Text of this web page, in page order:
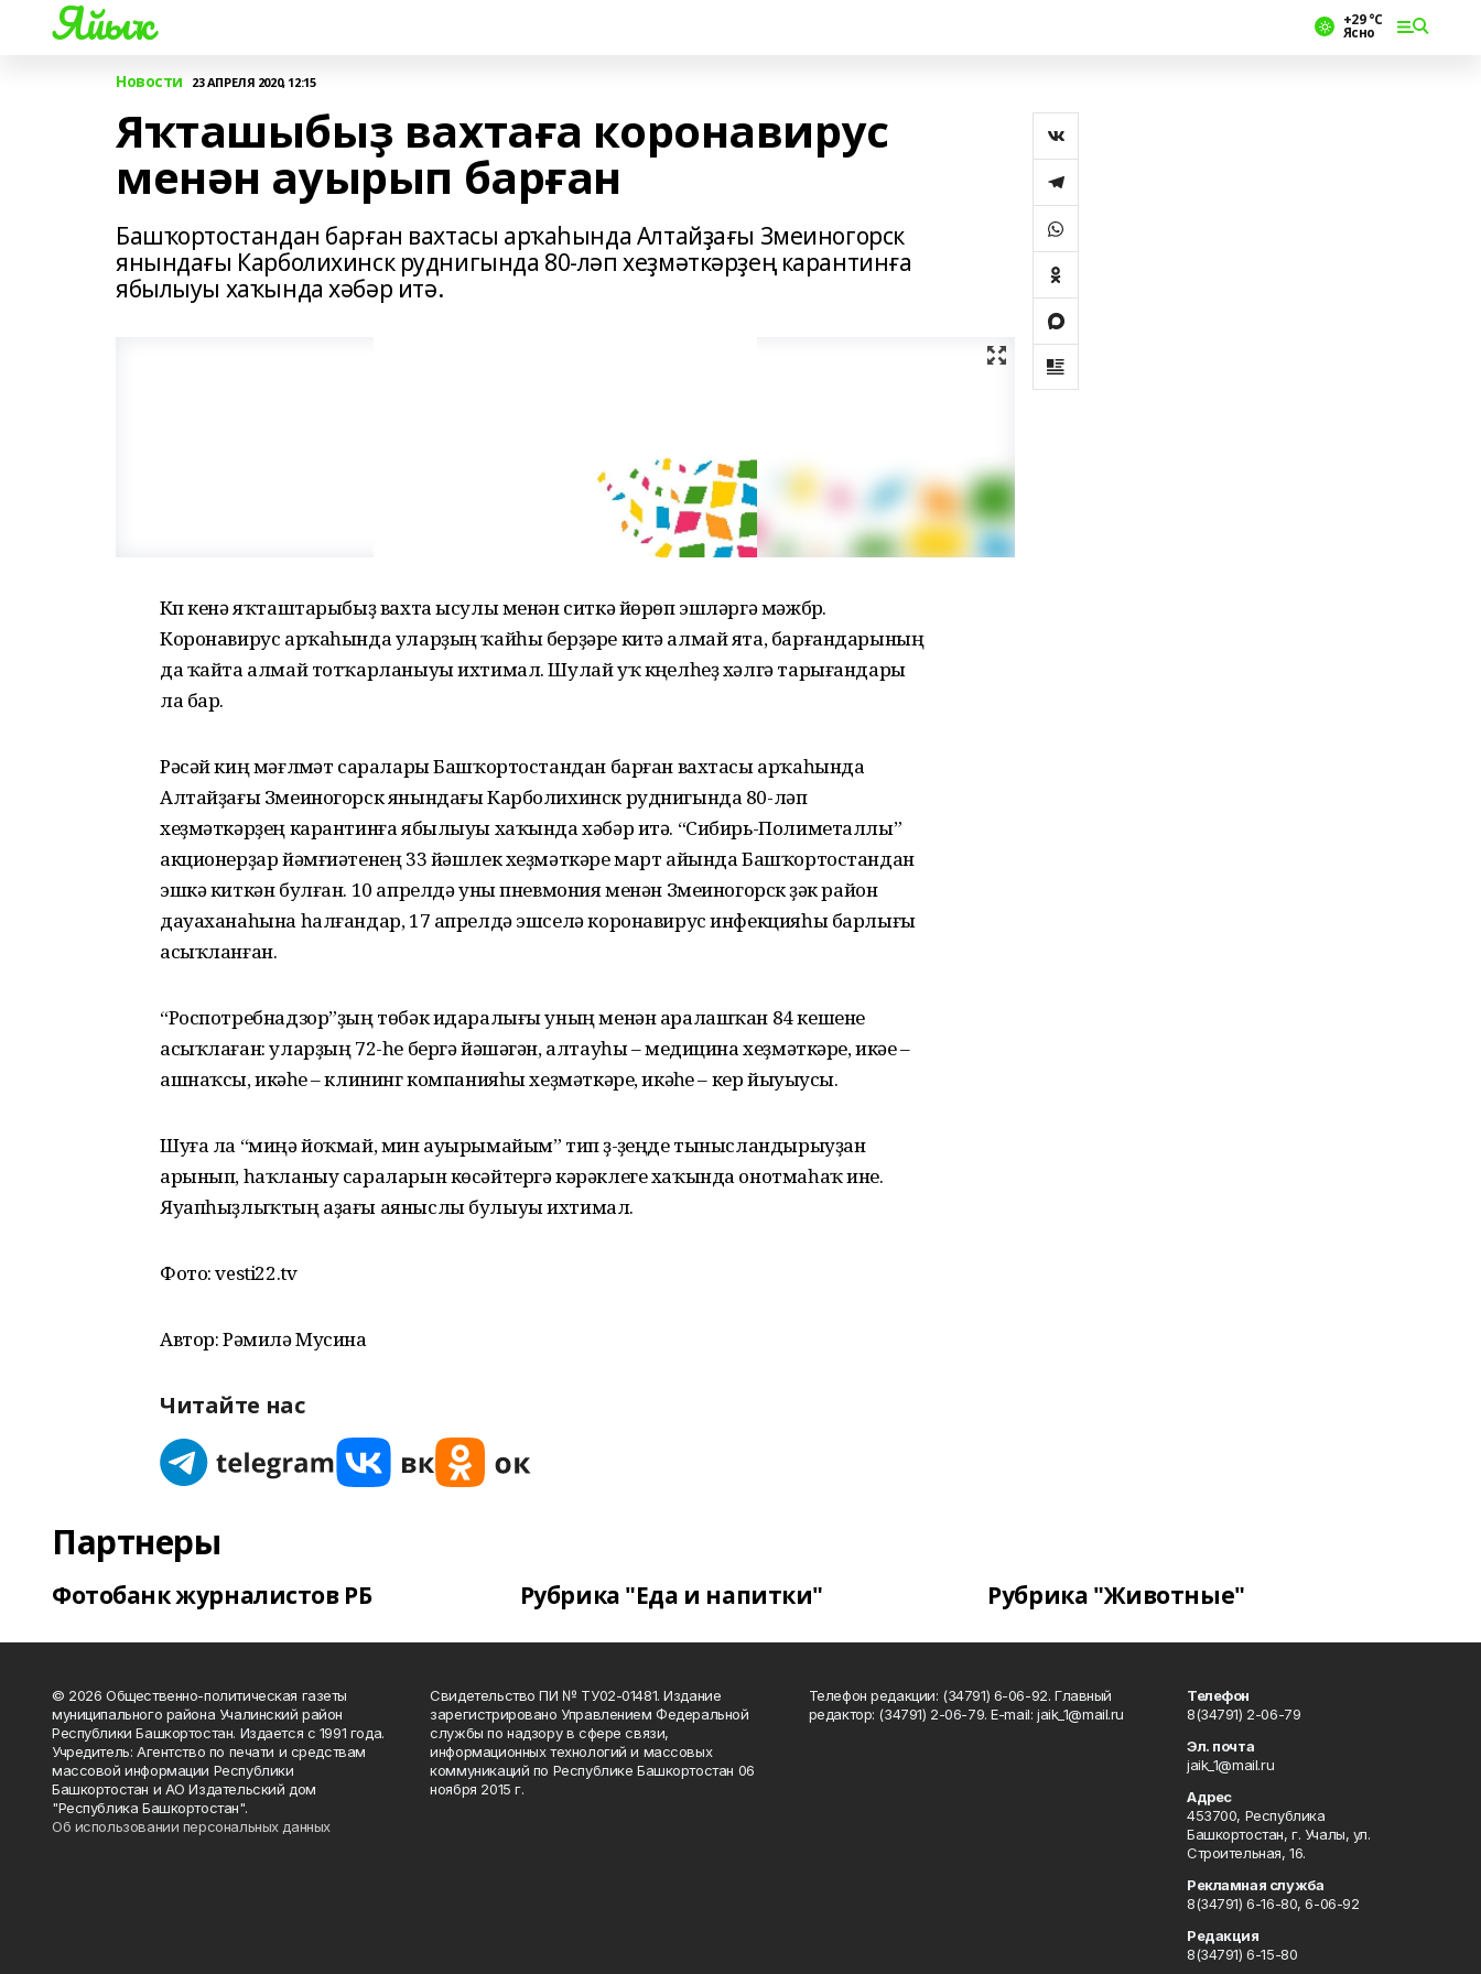
Яйыҡ +29 °С
Ясно
Новости 23 АПРЕЛЯ 2020, 12:15
Яҡташыбыҙ вахтаға коронавирус
менән ауырып барған
Башҡортостандан барған вахтасы арҡаһында Алтайҙағы Змеиногорск
янындағы Карболихинск руднигында 80-ләп хеҙмәткәрҙең карантинға
ябылыуы хаҡында хәбәр итә.
Күп кенә яҡташтарыбыҙ вахта ысулы менән ситкә йөрөп эшләргә мәжбүр.
Коронавирус арҡаһында уларҙың ҡайһы берҙәре китә алмай ята, барғандарының
да ҡайта алмай тотҡарланыуы ихтимал. Шулай уҡ күңелһеҙ хәлгә тарығандары
ла бар.
Рәсәй киң мәғлүмәт саралары Башҡортостандан барған вахтасы арҡаһында
Алтайҙағы Змеиногорск янындағы Карболихинск руднигында 80-ләп
хеҙмәткәрҙең карантинға ябылыуы хаҡында хәбәр итә. “Сибирь-Полиметаллы”
акционерҙар йәмғиәтенең 33 йәшлек хеҙмәткәре март айында Башҡортостандан
эшкә киткән булған. 10 апрелдә уны пневмония менән Змеиногорск үҙәк район
дауаханаһына һалғандар, 17 апрелдә эшселә коронавирус инфекцияһы барлығы
асыҡланған.
“Роспотребнадзор”ҙың төбәк идаралығы уның менән аралашҡан 84 кешене
асыҡлаған: уларҙың 72-һе бергә йәшәгән, алтауһы – медицина хеҙмәткәре, икәүе –
ашнаҡсы, икәүһе – клининг компанияһы хеҙмәткәре, икәүһе – кер йыуыусы.
Шуға ла “миңә йоҡмай, мин ауырымайым” тип үҙ-үҙеңде тынысландырыуҙан
арынып, һаҡланыу сараларын көсәйтергә кәрәклеге хаҡында онотмаһаҡ ине.
Яуапһыҙлыҡтың аҙағы аяныслы булыуы ихтимал.
Фото: vesti22.tv
Автор: Рәмилә Мусина
Читайте нас
Партнеры
Фотобанк журналистов РБ Рубрика "Еда и напитки" Рубрика "Животные"
© 2026 Общественно-политическая газеты
муниципального района Учалинский район
Республики Башкортостан. Издается с 1991 года.
Учредитель: Агентство по печати и средствам
массовой информации Республики
Башкортостан и АО Издательский дом
"Республика Башкортостан".
Об использовании персональных данных
Свидетельство ПИ № ТУ02-01481. Издание
зарегистрировано Управлением Федеральной
службы по надзору в сфере связи,
информационных технологий и массовых
коммуникаций по Республике Башкортостан 06
ноября 2015 г.
Телефон редакции: (34791) 6-06-92. Главный
редактор: (34791) 2-06-79. Е-mаil: jaik_1@mail.ru
Телефон
8(34791) 2-06-79
Эл. почта
jaik_1@mail.ru
Адрес
453700, Республика
Башкортостан, г. Учалы, ул.
Строительная, 16.
Рекламная служба
8(34791) 6-16-80, 6-06-92
Редакция
8(34791) 6-15-80